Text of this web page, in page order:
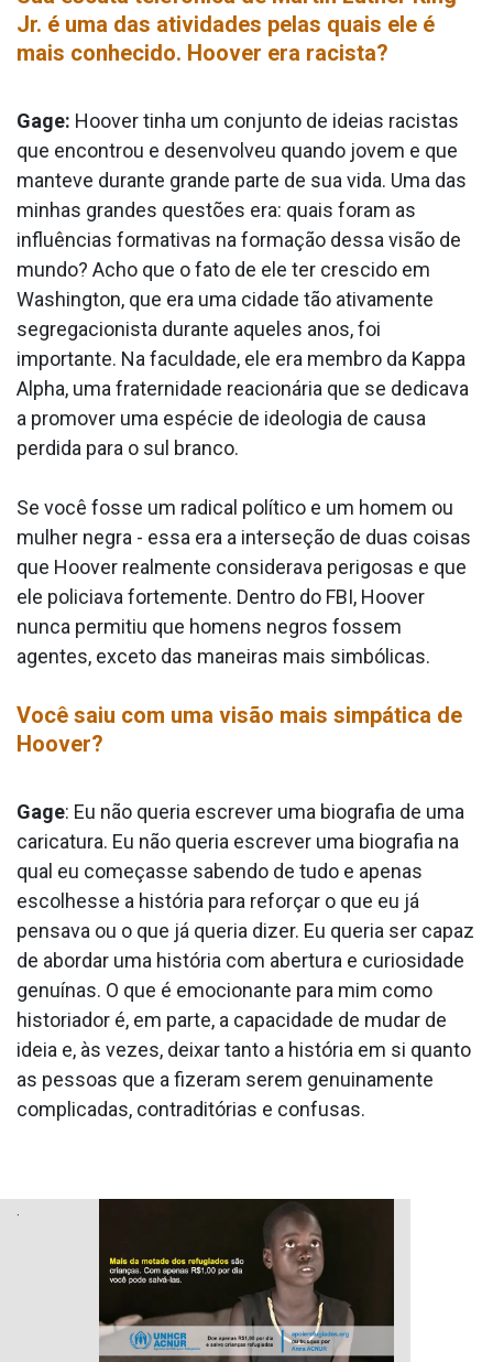
Jr. é uma das atividades pelas quais ele é
mais conhecido. Hoover era racista?
Gage: Hoover tinha um conjunto de ideias racistas
que encontrou e desenvolveu quando jovem e que
manteve durante grande parte de sua vida. Uma das
minhas grandes questões era: quais foram as
influências formativas na formação dessa visão de
mundo? Acho que o fato de ele ter crescido em
Washington, que era uma cidade tão ativamente
segregacionista durante aqueles anos, foi
importante. Na faculdade, ele era membro da Kappa
Alpha, uma fraternidade reacionária que se dedicava
a promover uma espécie de ideologia de causa
perdida para o sul branco.
Se você fosse um radical político e um homem ou
mulher negra - essa era a interseção de duas coisas
que Hoover realmente considerava perigosas e que
ele policiava fortemente. Dentro do FBI, Hoover
nunca permitiu que homens negros fossem
agentes, exceto das maneiras mais simbólicas.
Você saiu com uma visão mais simpática de
Hoover?
Gage: Eu não queria escrever uma biografia de uma
caricatura. Eu não queria escrever uma biografia na
qual eu começasse sabendo de tudo e apenas
escolhesse a história para reforçar o que eu já
pensava ou o que já queria dizer. Eu queria ser capaz
de abordar uma história com abertura e curiosidade
genuínas. O que é emocionante para mim como
historiador é, em parte, a capacidade de mudar de
ideia e, às vezes, deixar tanto a história em si quanto
as pessoas que a fizeram serem genuinamente
complicadas, contraditórias e confusas.
.